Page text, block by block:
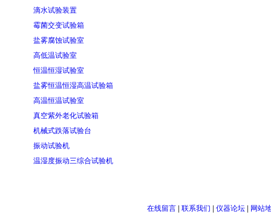
滴水试验装置
霉菌交变试验箱
盐雾腐蚀试验室
高低温试验室
恒温恒湿试验室
盐雾恒温恒湿高温试验箱
高温恒温试验室
真空紫外老化试验箱
机械式跌落试验台
振动试验机
温湿度振动三综合试验机
在线留言| 联系我们 仪器论坛| 网站